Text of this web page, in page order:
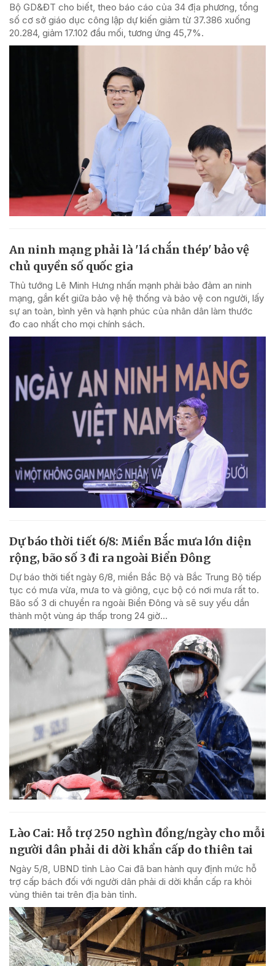
Bộ GD&ĐT cho biết, theo báo cáo của 34 địa phương, tổng
số cơ sở giáo dục công lập dự kiến giảm từ 37.386 xuống
20.284, giảm 17.102 đầu mối, tương ứng 45,7%.
An ninh mạng phải là 'lá chắn thép' bảo vệ
chủ quyền số quốc gia
Thủ tướng Lê Minh Hưng nhấn mạnh phải bảo đảm an ninh
mạng, gắn kết giữa bảo vệ hệ thống và bảo vệ con người, lấy
sự an toàn, bình yên và hạnh phúc của nhân dân làm thước
đo cao nhất cho mọi chính sách.
Dự báo thời tiết 6/8: Miền Bắc mưa lớn diện
rộng, bão số 3 đi ra ngoài Biển Đông
Dự báo thời tiết ngày 6/8, miền Bắc Bộ và Bắc Trung Bộ tiếp
tục có mưa vừa, mưa to và giông, cục bộ có nơi mưa rất to.
Bão số 3 di chuyển ra ngoài Biển Đông và sẽ suy yếu dần
thành một vùng áp thấp trong 24 giờ...
Lào Cai: Hỗ trợ 250 nghìn đồng/ngày cho mỗi
người dân phải di dời khẩn cấp do thiên tai
Ngày 5/8, UBND tỉnh Lào Cai đã ban hành quy định mức hỗ
trợ cấp bách đối với người dân phải di dời khẩn cấp ra khỏi
vùng thiên tai trên địa bàn tỉnh.